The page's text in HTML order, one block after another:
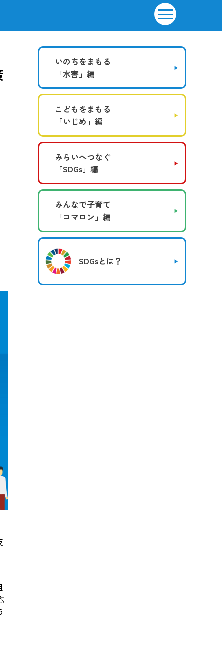
いのちをまもる
「水害」編
こどもをまもる
「いじめ」編
みらいへつなぐ
「SDGs」編
みんなで子育て
「コマロン」編
SDGsとは？